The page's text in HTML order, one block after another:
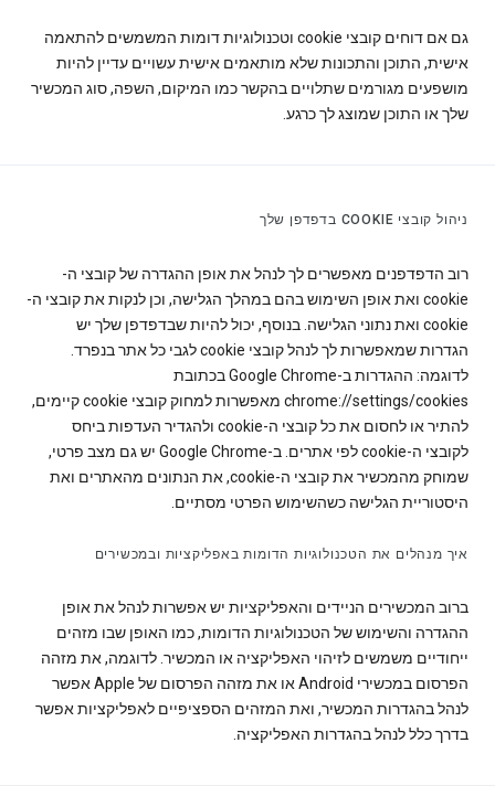
גם אם דוחים קובצי cookie וטכנולוגיות דומות המשמשים להתאמה
אישית, התוכן והתכונות שלא מותאמים אישית עשויים עדיין להיות
מושפעים מגורמים שתלויים בהקשר כמו המיקום, השפה, סוג המכשיר
שלך או התוכן שמוצג לך כרגע.
ניהול קובצי COOKIE בדפדפן שלך
רוב הדפדפנים מאפשרים לך לנהל את אופן ההגדרה של קובצי ה-
cookie ואת אופן השימוש בהם במהלך הגלישה, וכן לנקות את קובצי ה-
cookie ואת נתוני הגלישה. בנוסף, יכול להיות שבדפדפן שלך יש
הגדרות שמאפשרות לך לנהל קובצי cookie לגבי כל אתר בנפרד.
לדוגמה: ההגדרות ב-Google Chrome בכתובת
chrome://settings/cookies מאפשרות למחוק קובצי cookie קיימים,
להתיר או לחסום את כל קובצי ה-cookie ולהגדיר העדפות ביחס
לקובצי ה-cookie לפי אתרים. ב-Google Chrome יש גם מצב פרטי,
שמוחק מהמכשיר את קובצי ה-cookie, את הנתונים מהאתרים ואת
היסטוריית הגלישה כשהשימוש הפרטי מסתיים.
איך מנהלים את הטכנולוגיות הדומות באפליקציות ובמכשירים
ברוב המכשירים הניידים והאפליקציות יש אפשרות לנהל את אופן
ההגדרה והשימוש של הטכנולוגיות הדומות, כמו האופן שבו מזהים
ייחודיים משמשים לזיהוי האפליקציה או המכשיר. לדוגמה, את מזהה
הפרסום במכשירי Android או את מזהה הפרסום של Apple אפשר
לנהל בהגדרות המכשיר, ואת המזהים הספציפיים לאפליקציות אפשר
בדרך כלל לנהל בהגדרות האפליקציה.